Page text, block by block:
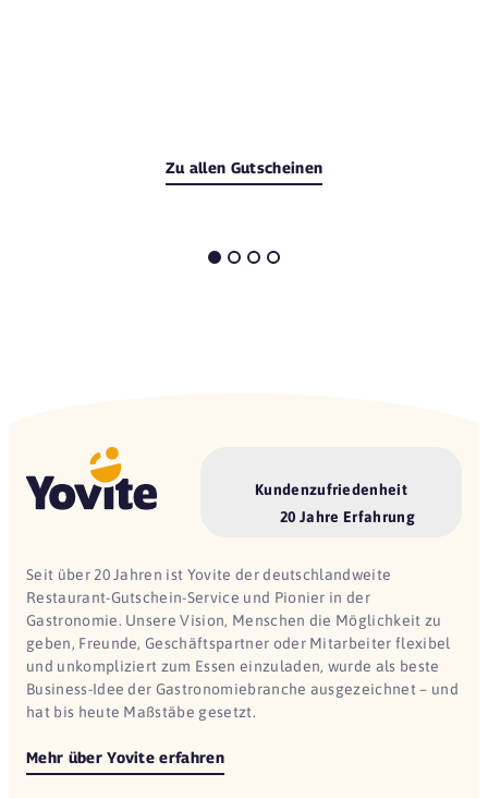
Zu allen Gutscheinen
Kundenzufriedenheit
20 Jahre Erfahrung
Seit über 20 Jahren ist Yovite der deutschlandweite
Restaurant-Gutschein-Service und Pionier in der
Gastronomie. Unsere Vision, Menschen die Möglichkeit zu
geben, Freunde, Geschäftspartner oder Mitarbeiter flexibel
und unkompliziert zum Essen einzuladen, wurde als beste
Business-Idee der Gastronomiebranche ausgezeichnet – und
hat bis heute Maßstäbe gesetzt.
Mehr über Yovite erfahren